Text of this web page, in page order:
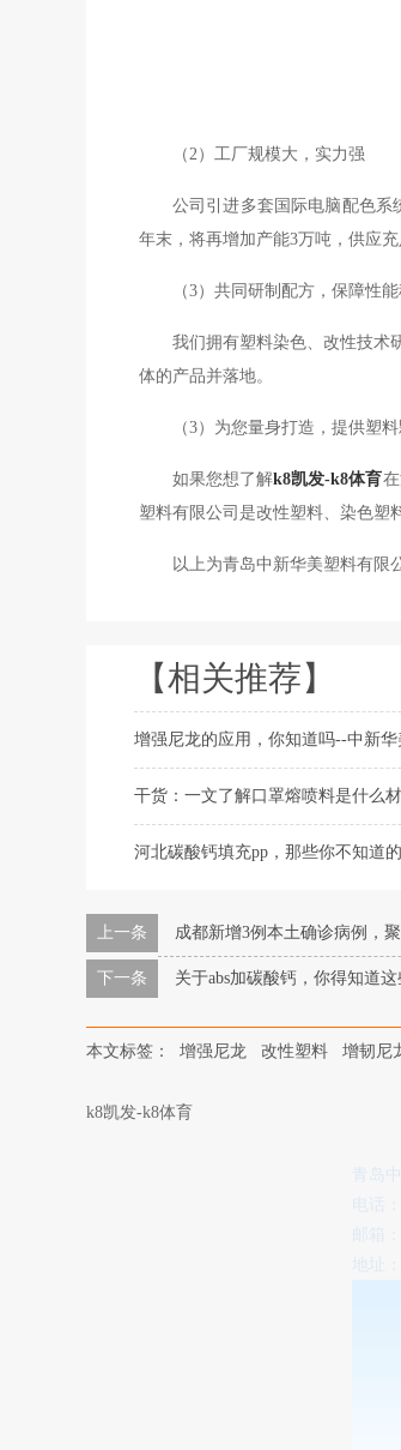
（2）工厂规模大，实力强
公司引进多套国际电脑配色系
年末，将再增加产能3万吨，供应充
（3）共同研制配方，保障性
我们拥有塑料染色、改性技术
体的产品并落地。
（3）为您量身打造，提供塑
如果您想了解k8凯发-k8体育
塑料有限公司是改性塑料、染色塑
以上为青岛中新华美塑料有限
【相关推荐】
增强尼龙的应用，你知道吗--中新
干货：一文了解口罩熔喷料是什么
河北碳酸钙填充pp，那些你不知道的
上一条 成都新增3例本土确诊病例，
下一条 关于abs加碳酸钙，你得知道这
本文标签： 增强尼龙 改性塑料 增韧尼
k8凯发-k8体育
青岛
电话
邮箱：
地址